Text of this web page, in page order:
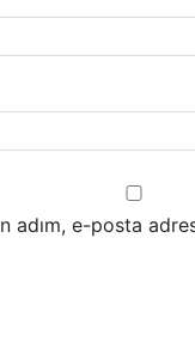
adım, e-posta